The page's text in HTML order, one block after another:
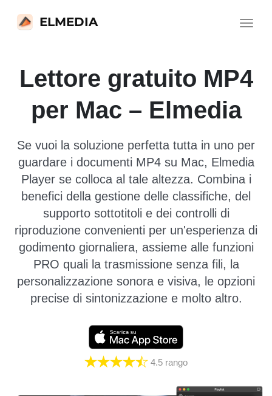
Toggle
ELMEDIA
Lettore gratuito MP4
per Mac – Elmedia
Se vuoi la soluzione perfetta tutta in uno per
guardare i documenti MP4 su Mac, Elmedia
Player se colloca al tale altezza. Combina i
benefici della gestione delle classifiche, del
supporto sottotitoli e dei controlli di
riproduzione convenienti per un'esperienza di
godimento giornaliera, assieme alle funzioni
PRO quali la trasmissione senza fili, la
personalizzazione sonora e visiva, le opzioni
precise di sintonizzazione e molto altro.
4.5 rango